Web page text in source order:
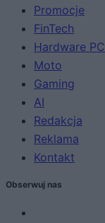
Promocje
FinTech
Hardware PC
Moto
Gaming
AI
Redakcja
Reklama
Kontakt
Obserwuj nas